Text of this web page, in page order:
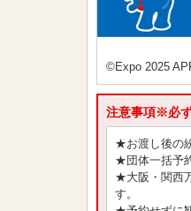
©Expo 2025
注意事項※必ず
★お渡し後の
★団体一括予
★大阪・関西
す。